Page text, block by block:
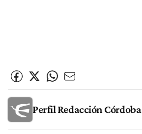
Perfil Redacción Córdoba